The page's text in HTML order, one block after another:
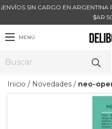
¡ENVÍOS SIN CARGO EN
$AR
MENÚ
Inicio / Novedades / neo-